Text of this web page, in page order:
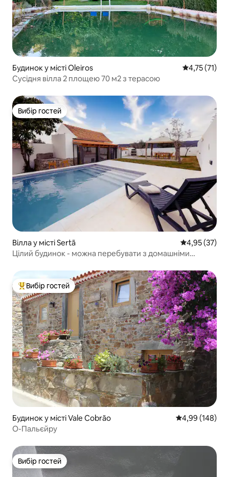
Будинок у місті Oleiros Середня
4,75 (71)
Сусідня вілла 2 площею 70 м2 з терасою
Вибір гостей
Вибір гостей
Вілла у місті Sertã Середня
4,95 (37)
Цілий будинок - можна перебувати з домашніми
Топ вибір гостей
Вибір гостей
Будинок у місті Vale Cobrão Середня
4,99 (148)
О-Пальєйру
Вибір гостей
Вибір гостей